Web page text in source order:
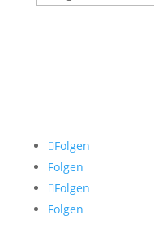
Folgen
Folgen
Folgen
Folgen